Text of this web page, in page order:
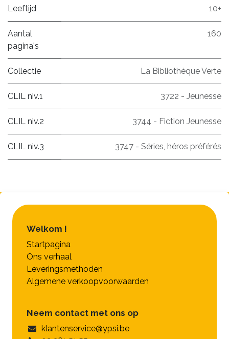
Leeftijd 10+
Aantal
pagina's
160
Collectie La Bibliothèque Verte
CLIL niv.1 3722 - Jeunesse
CLIL niv.2 3744 - Fiction Jeunesse
CLIL niv.3 3747 - Séries, héros préférés
Welkom !
Startpagina
Ons verhaal
Leveringsmethoden
Algemene verkoopvoorwaarden
Neem contact met ons op
klantenservice@ypsi.be